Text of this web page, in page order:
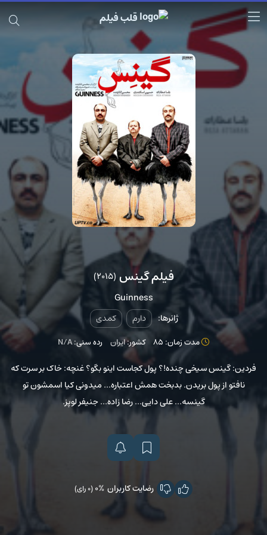
قلب فیلم
فیلم گینس (2015)
Guinness
ژانرها: دارم کمدی
مدت زمان: 85 کشور:ایران رده سنی:N/A
فردین: گینس سیخی چنده!؟ پول کجاست اینو بگو؟ غنچه: خاک بر سرت که
نافتو از پول بریدن. بدبخت همش اعتباره... میدونی کیا اسمشون تو
گینسه... علی دایی... رضا زاده... جنیفر لوپز.
رضایت کاربران 0%(0 رای)